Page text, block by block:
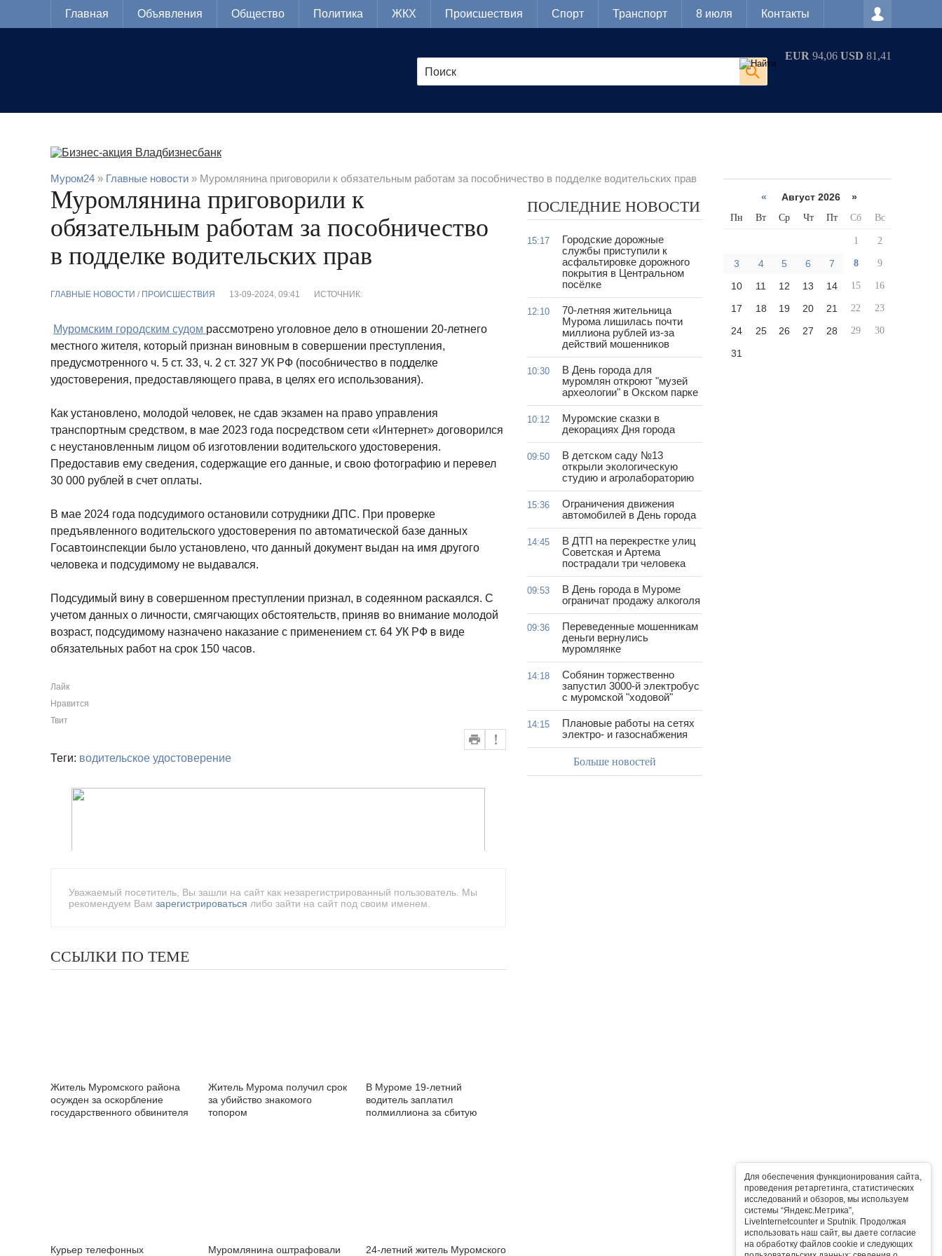
Для обеспечения функционирования сайта,
проведения ретаргетинга, статистических
исследований и обзоров, мы используем
системы “Яндекс.Метрика”,
LiveInternetcounter и Sputnik. Продолжая
использовать наш сайт, вы даете согласие
на обработку файлов cookie и следующих
Главная Объявления Общество Политика ЖКХ Происшествия Спорт Транспорт 8 июля Контакты
EUR 94,06 USD 81,41
Муром24 » Главные новости » Муромлянина приговорили к обязательным работам за пособничество в подделке водительских прав
Муромлянина приговорили к
обязательным работам за пособничество
в подделке водительских прав
ГЛАВНЫЕ НОВОСТИ / ПРОИСШЕСТВИЯ 13-09-2024, 09:41 ИСТОЧНИК:
Муромским городским судом рассмотрено уголовное дело в отношении 20-летнего
местного жителя, который признан виновным в совершении преступления,
предусмотренного ч. 5 ст. 33, ч. 2 ст. 327 УК РФ (пособничество в подделке
удостоверения, предоставляющего права, в целях его использования).
Как установлено, молодой человек, не сдав экзамен на право управления
транспортным средством, в мае 2023 года посредством сети «Интернет» договорился
с неустановленным лицом об изготовлении водительского удостоверения.
Предоставив ему сведения, содержащие его данные, и свою фотографию и перевел
30 000 рублей в счет оплаты.
В мае 2024 года подсудимого остановили сотрудники ДПС. При проверке
предъявленного водительского удостоверения по автоматической базе данных
Госавтоинспекции было установлено, что данный документ выдан на имя другого
человека и подсудимому не выдавался.
Подсудимый вину в совершенном преступлении признал, в содеянном раскаялся. С
учетом данных о личности, смягчающих обстоятельств, приняв во внимание молодой
возраст, подсудимому назначено наказание с применением ст. 64 УК РФ в виде
обязательных работ на срок 150 часов.
Лайк
Нравится
Твит
Теги: водительское удостоверение
Уважаемый посетитель, Вы зашли на сайт как незарегистрированный пользователь. Мы
рекомендуем Вам зарегистрироваться либо зайти на сайт под своим именем.
ССЫЛКИ ПО ТЕМЕ
Житель Муромского района
осужден за оскорбление
государственного обвинителя
Житель Мурома получил срок
за убийство знакомого
топором
В Муроме 19-летний
водитель заплатил
полмиллиона за сбитую
Курьер телефонных Муромлянина оштрафовали 24-летний житель Муромского
ПОСЛЕДНИЕ НОВОСТИ
15:17
Городские дорожные
службы приступили к
асфальтировке дорожного
покрытия в Центральном
посёлке
12:10
70-летняя жительница
Мурома лишилась почти
миллиона рублей из-за
действий мошенников
10:30
В День города для
муромлян откроют "музей
археологии" в Окском парке
10:12
Муромские сказки в
декорациях Дня города
09:50
В детском саду №13
открыли экологическую
студию и агролабораторию
15:36
Ограничения движения
автомобилей в День города
14:45
В ДТП на перекрестке улиц
Советская и Артема
пострадали три человека
09:53
В День города в Муроме
ограничат продажу алкоголя
09:36
Переведенные мошенникам
деньги вернулись
муромлянке
14:18
Собянин торжественно
запустил 3000-й электробус
с муромской "ходовой"
14:15
Плановые работы на сетях
электро- и газоснабжения
Больше новостей
« Август 2026 »
Пн Вт Ср Чт Пт Сб Вс
1 2
3 4 5 6 7 8 9
10 11 12 13 14 15 16
17 18 19 20 21 22 23
24 25 26 27 28 29 30
31